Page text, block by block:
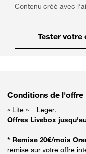
Contenu créé avec
Tester votre
Conditions de l'offre
« Lite » = Léger.
Offres Livebox
* Remise 20€/mois
remise sur votre offre